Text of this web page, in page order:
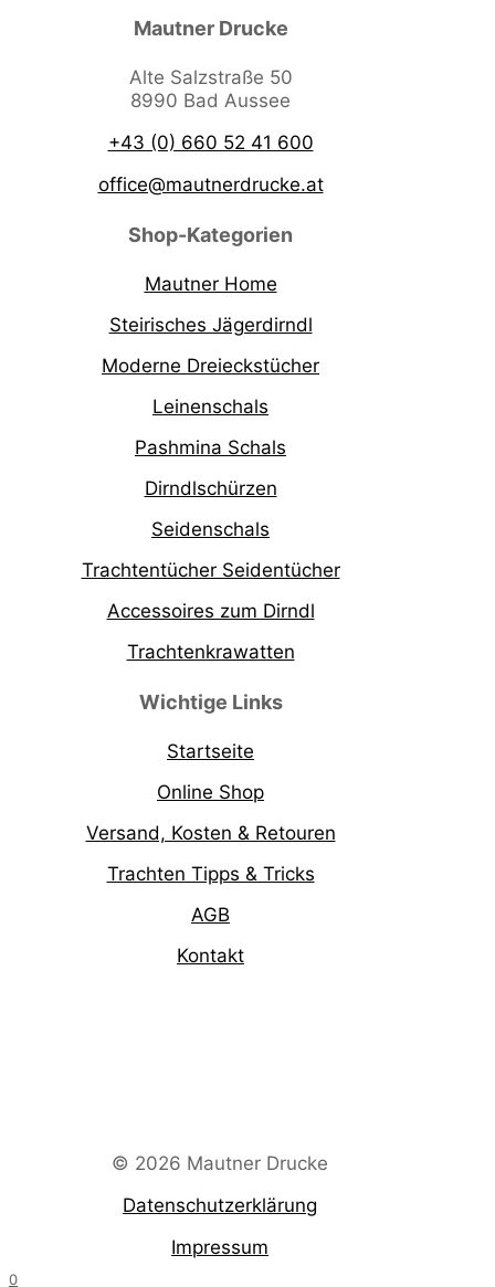
Mautner Drucke
Alte Salzstraße 50
8990 Bad Aussee
+43 (0) 660 52 41 600
office@mautnerdrucke.at
Shop-Kategorien
Mautner Home
Steirisches Jägerdirndl
Moderne Dreieckstücher
Leinenschals
Pashmina Schals
Dirndlschürzen
Seidenschals
Trachtentücher Seidentücher
Accessoires zum Dirndl
Trachtenkrawatten
Wichtige Links
Startseite
Online Shop
Versand, Kosten & Retouren
Trachten Tipps & Tricks
AGB
Kontakt
© 2026 Mautner Drucke
Datenschutzerklärung
Impressum
0